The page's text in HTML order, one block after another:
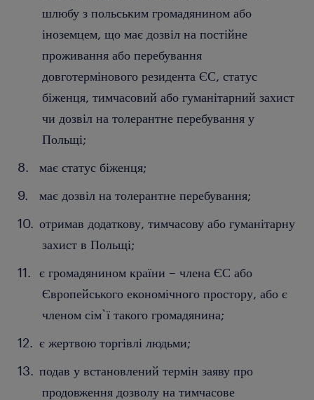
шлюбу з польським громадянином або
іноземцем, що має дозвіл на постійне
проживання або перебування
довготермінового резидента ЄС, статус
біженця, тимчасовий або гуманітарний захист
чи дозвіл на толерантне перебування у
Польщі;
має статус біженця;
має дозвіл на толерантне перебування;
отримав додаткову, тимчасову або гуманітарну
захист в Польщі;
є громадянином країни – члена ЄС або
Європейського економічного простору, або є
членом сім`ї такого громадянина;
є жертвою торгівлі людьми;
подав у встановлений термін заяву про
продовження дозволу на тимчасове